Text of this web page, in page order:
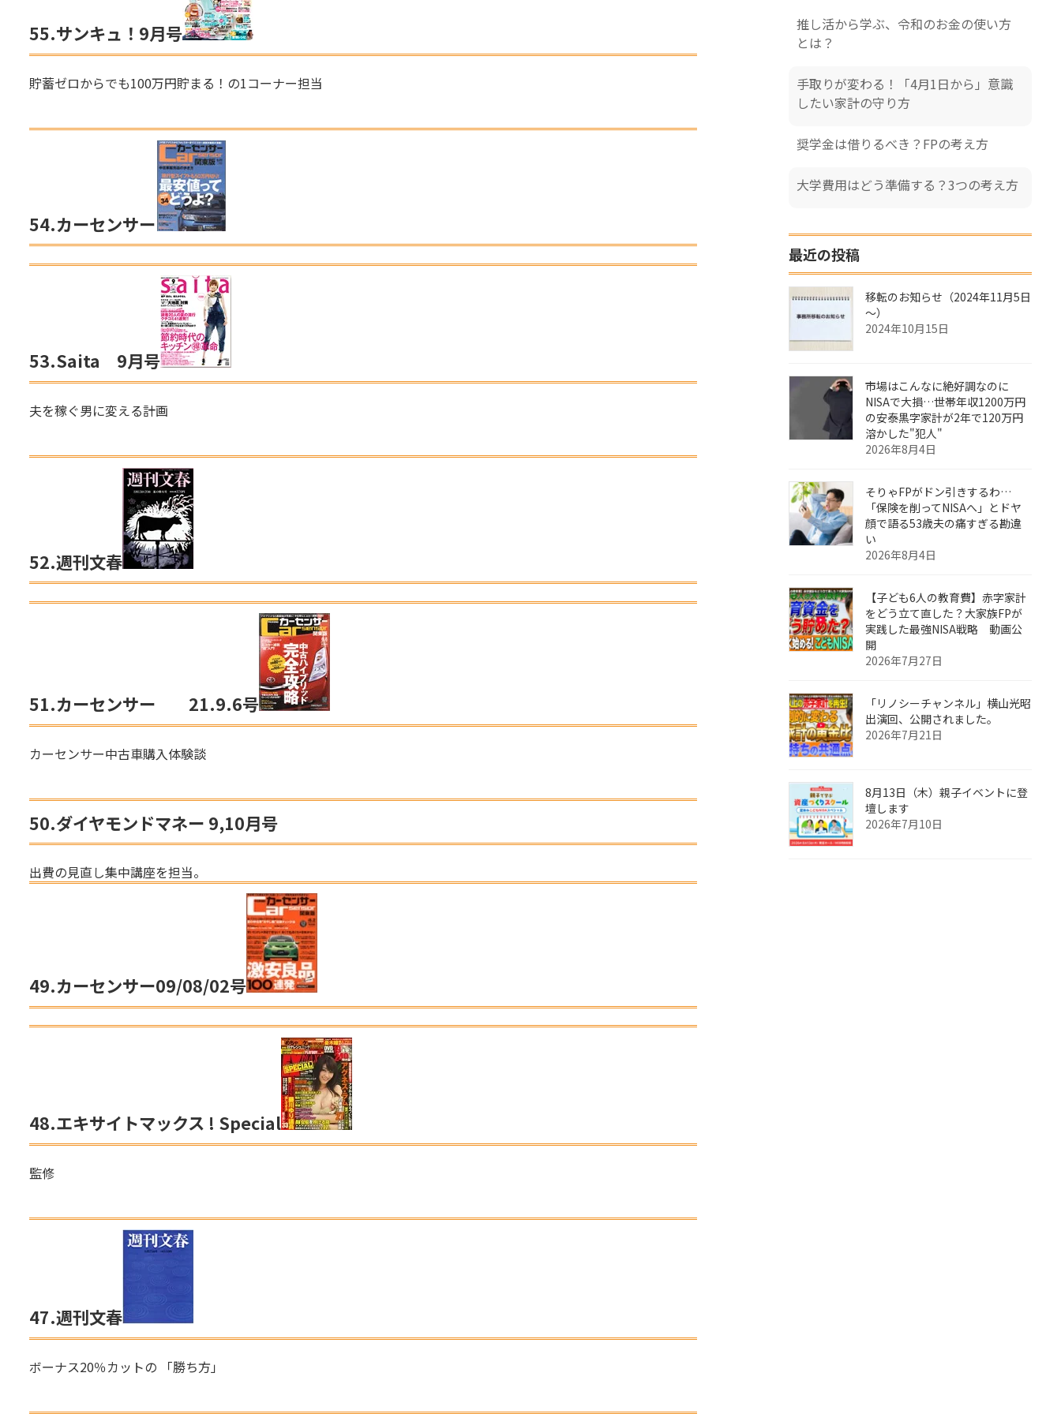
55.サンキュ！9月号
貯蓄ゼロからでも100万円貯まる！の1コーナー担当
54.カーセンサー
53.Saita 9月号
夫を稼ぐ男に変える計画
52.週刊文春
51.カーセンサー 21.9.6号
カーセンサー中古車購入体験談
50.ダイヤモンドマネー 9,10月号
出費の見直し集中講座を担当。
49.カーセンサー09/08/02号
48.エキサイトマックス ! Special
監修
47.週刊文春
ボーナス20％カットの 「勝ち方」
推し活から学ぶ、令和のお金の使い方
とは？
手取りが変わる！「4月1日から」意識
したい家計の守り方
奨学金は借りるべき？FPの考え方
大学費用はどう準備する？3つの考え方
最近の投稿
移転のお知らせ（2024年11月5日
～）
2024年10月15日
市場はこんなに絶好調なのに
NISAで大損…世帯年収1200万円
の安泰黒字家計が2年で120万円
溶かした"犯人"
2026年8月4日
そりゃFPがドン引きするわ…
「保険を削ってNISAへ」とドヤ
顔で語る53歳夫の痛すぎる勘違
い
2026年8月4日
【子ども6人の教育費】赤字家計
をどう立て直した？大家族FPが
実践した最強NISA戦略 動画公
開
2026年7月27日
「リノシーチャンネル」横山光昭
出演回、公開されました。
2026年7月21日
8月13日（木）親子イベントに登
壇します
2026年7月10日